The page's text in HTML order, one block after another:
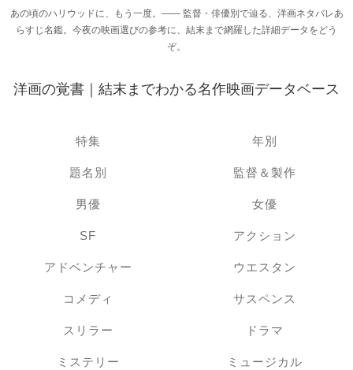
あの頃のハリウッドに、もう一度。―― 監督・俳優別で辿る、洋画ネタバレあ
らすじ名鑑。今夜の映画選びの参考に、結末まで網羅した詳細データをどう
ぞ。
洋画の覚書｜結末までわかる名作映画データベース
特集 年別
題名別 監督＆製作
男優 女優
SF アクション
アドベンチャー ウエスタン
コメディ サスペンス
スリラー ドラマ
ミステリー ミュージカル